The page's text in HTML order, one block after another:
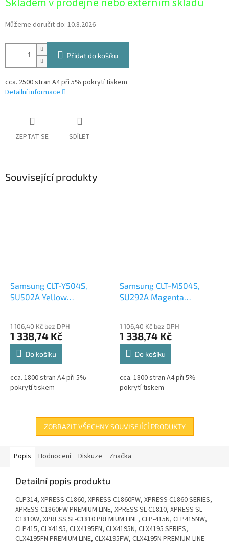
cena:
Můžeme doručit do: 10.8.2026
Přidat do košíku
cca. 2500 stran A4 při 5% pokrytí tiskem
Detailní informace
ZEPTAT SE SDÍLET
Související produkty
Samsung CLT-Y504S,
SU502A Yellow
1 106,40 Kč bez DPH
1 338,74 Kč
Do košíku
cca. 1800 stran A4 při 5%
pokrytí tiskem
Samsung CLT-M504S,
SU292A Magenta
1 106,40 Kč bez DPH
1 338,74 Kč
Do košíku
cca. 1800 stran A4 při 5%
pokrytí tiskem
ZOBRAZIT VŠECHNY SOUVISEJÍCÍ PRODUKTY
Popis Hodnocení Diskuze Značka
Detailní popis produktu
CLP314, XPRESS C1860, XPRESS C1860FW, XPRESS C1860 SERIES,
XPRESS C1860FW PREMIUM LINE, XPRESS SL-C1810, XPRESS SL-
C1810W, XPRESS SL-C1810 PREMIUM LINE, CLP-415N, CLP415NW,
CLP415, CLX4195, CLX4195FN, CLX4195N, CLX4195 SERIES,
CLX4195FN PREMIUM LINE, CLX4195FW, CLX4195N PREMIUM LINE